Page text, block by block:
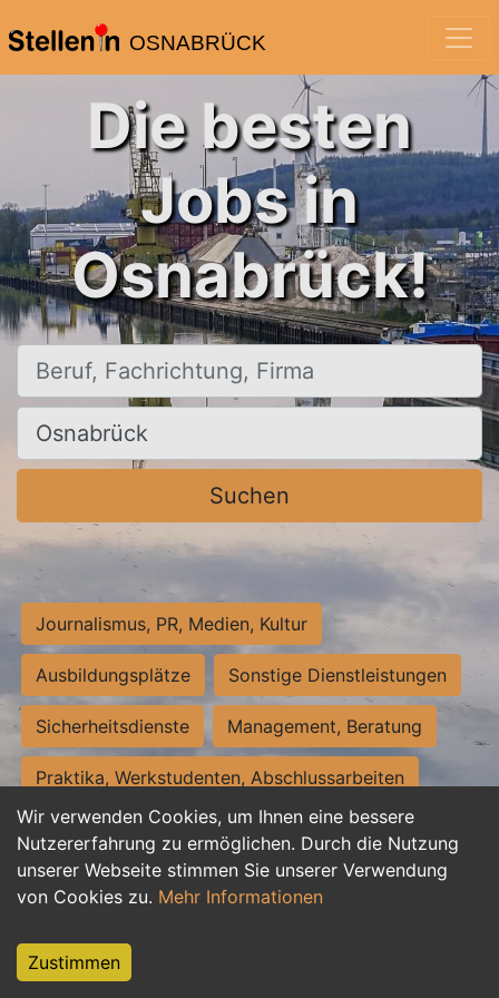
OSNABRÜCK
Wir verwenden Cookies, um Ihnen eine bessere
Nutzererfahrung zu ermöglichen. Durch die Nutzung
unserer Webseite stimmen Sie unserer Verwendung
von Cookies zu. Mehr Informationen
Zustimmen
Die besten
Jobs in
Osnabrück!
Beruf, Fachrichtung, Firma
Ort, Stadt
Suchen
Journalismus, PR, Medien, Kultur
Ausbildungsplätze Sonstige Dienstleistungen
Sicherheitsdienste Management, Beratung
Praktika, Werkstudenten, Abschlussarbeiten
Personalwesen Assistenz, Sekretariat
Hilfskräfte, Aushilfs- und Nebenjobs
Weiterbildung, Studium, duale Ausbildung